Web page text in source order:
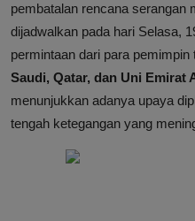
pembatalan rencana serangan
dijadwalkan pada hari Selasa,
permintaan dari para pemimpin
Saudi, Qatar, dan Uni Emirat
menunjukkan adanya upaya
tengah ketegangan yang